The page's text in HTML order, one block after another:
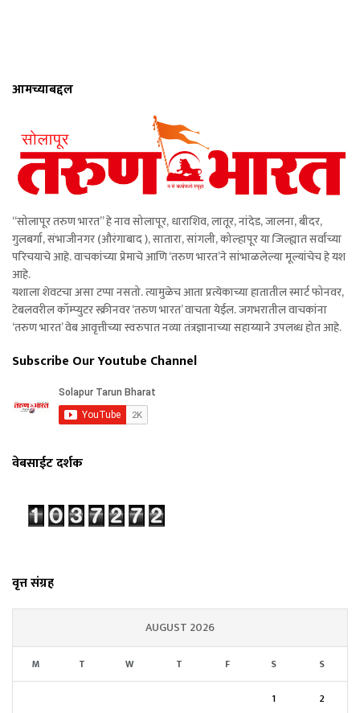
आमच्याबद्दल
“सोलापूर तरुण भारत” हे नाव सोलापूर, धाराशिव, लातूर, नांदेड, जालना, बीदर,
गुलबर्गा, संभाजीनगर (औरंगाबाद ), सातारा, सांगली, कोल्हापूर या जिल्ह्यात सर्वांच्या
परिचयाचे आहे. वाचकांच्या प्रेमाचे आणि ‘तरुण भारत’ने सांभाळलेल्या मूल्यांचेच हे यश
आहे.
यशाला शेवटचा असा टप्पा नसतो. त्यामुळेच आता प्रत्येकाच्या हातातील स्मार्ट फोनवर,
टेबलवरील कॉम्प्युटर स्क्रीनवर ‘तरुण भारत’ वाचता येईल. जगभरातील वाचकांना
‘तरुण भारत’ वेब आवृत्तीच्या स्वरुपात नव्या तंत्रज्ञानाच्या सहाय्याने उपलब्ध होत आहे.
Subscribe Our Youtube Channel
वेबसाईट दर्शक
वृत्त संग्रह
AUGUST 2026
M T W T F S S
1 2